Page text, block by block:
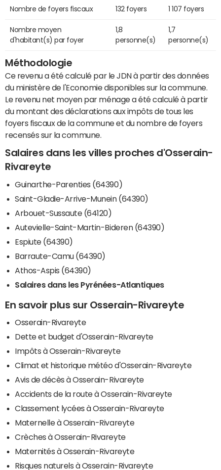
Nombre de foyers fiscaux 132 foyers 1 107 foyers
Nombre moyen
d'habitant(s) par foyer
1,8
personne(s)
1,7
personne(s)
Méthodologie
Ce revenu a été calculé par le JDN à partir des données
du ministère de l'Economie disponibles sur la commune.
Le revenu net moyen par ménage a été calculé à partir
du montant des déclarations aux impôts de tous les
foyers fiscaux de la commune et du nombre de foyers
recensés sur la commune.
Salaires dans les villes proches d'Osserain-
Rivareyte
Guinarthe-Parenties (64390)
Saint-Gladie-Arrive-Munein (64390)
Arbouet-Sussaute (64120)
Autevielle-Saint-Martin-Bideren (64390)
Espiute (64390)
Barraute-Camu (64390)
Athos-Aspis (64390)
Salaires dans les Pyrénées-Atlantiques
En savoir plus sur Osserain-Rivareyte
Osserain-Rivareyte
Dette et budget d'Osserain-Rivareyte
Impôts à Osserain-Rivareyte
Climat et historique météo d'Osserain-Rivareyte
Avis de décès à Osserain-Rivareyte
Accidents de la route à Osserain-Rivareyte
Classement lycées à Osserain-Rivareyte
Maternelle à Osserain-Rivareyte
Crèches à Osserain-Rivareyte
Maternités à Osserain-Rivareyte
Risques naturels à Osserain-Rivareyte